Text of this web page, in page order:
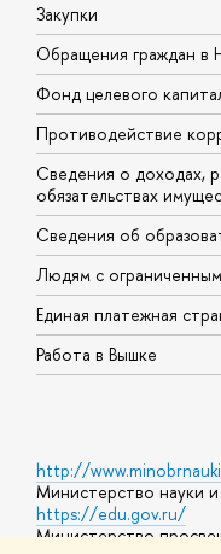
Закупки
Обращения граждан
Фонд целевого
Противодействие
Сведения о доходах,
обязательствах
Сведения об
Людям с
Единая платежная
Работа в Вышке
http://
Министерство науки
https://edu.gov.ru/
Министерство